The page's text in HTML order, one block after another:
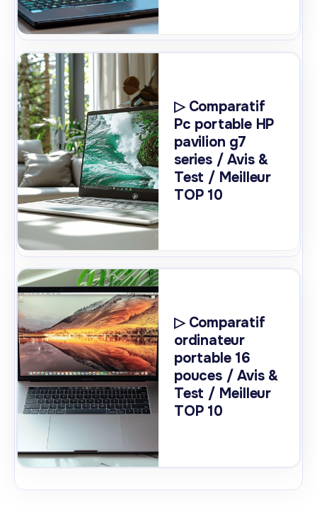
▷ Comparatif
Pc portable HP
pavilion g7
series / Avis &
Test / Meilleur
TOP 10
▷ Comparatif
ordinateur
portable 16
pouces / Avis &
Test / Meilleur
TOP 10